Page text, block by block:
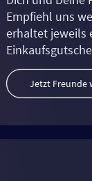
Empfiehl uns
erhaltet jeweils
Jetzt Freunde